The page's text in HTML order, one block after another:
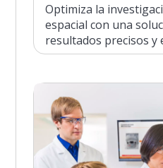
Optimiza la
espacial con una
resultados precisos y